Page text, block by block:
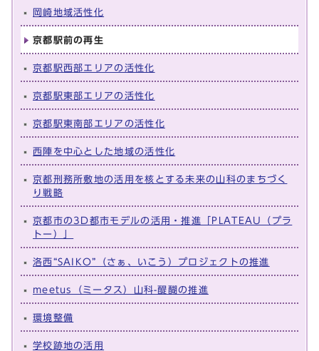
岡崎地域活性化
京都駅前の再生
京都駅西部エリアの活性化
京都駅東部エリアの活性化
京都駅東南部エリアの活性化
西陣を中心とした地域の活性化
京都刑務所敷地の活用を核とする未来の山科のまちづく
り戦略
京都市の3D都市モデルの活用・推進「PLATEAU（プラ
トー）」
洛西“SAIKO”（さぁ、いこう）プロジェクトの推進
meetus（ミータス）山科-醍醐の推進
環境整備
学校跡地の活用